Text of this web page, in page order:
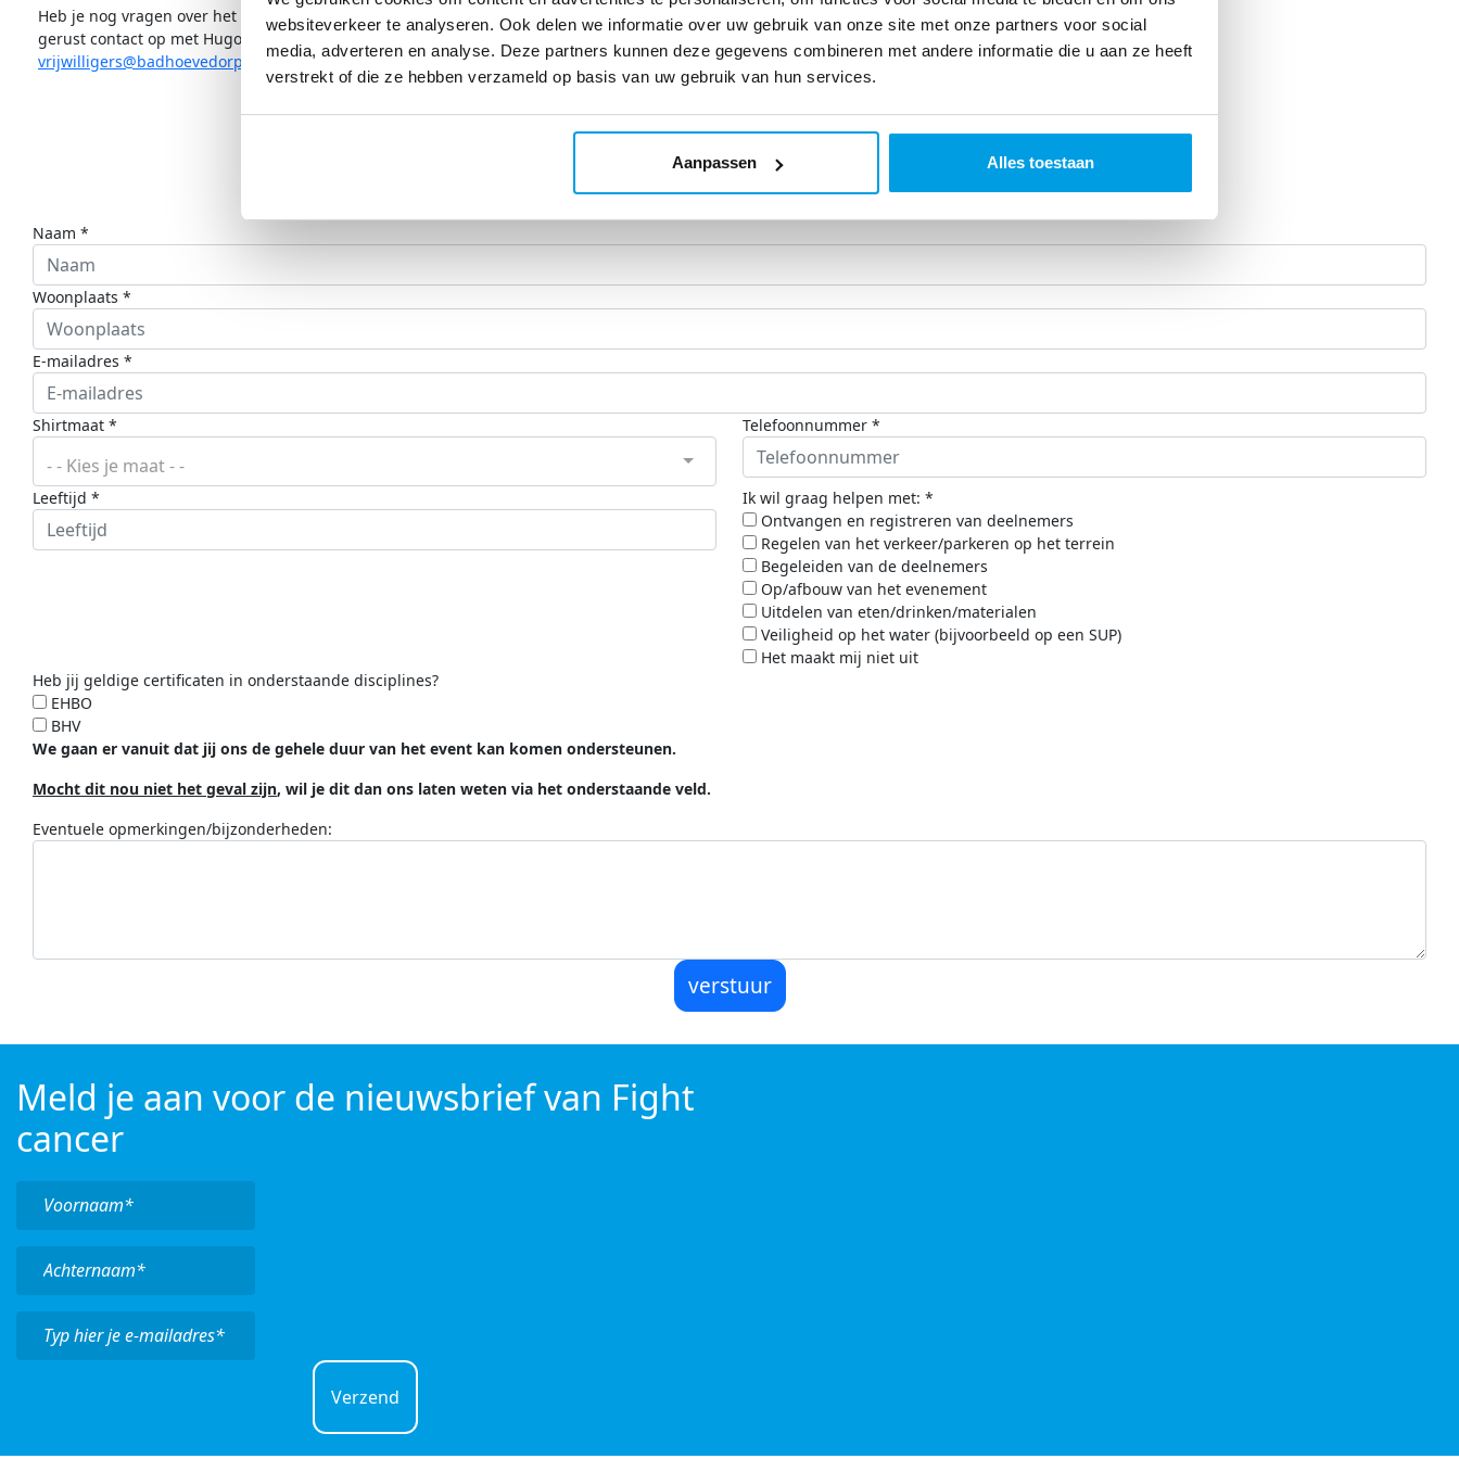
websiteverkeer te analyseren. Ook delen we informatie over uw gebruik van onze site met onze partners voor social
media, adverteren en analyse. Deze partners kunnen deze gegevens combineren met andere informatie die u aan ze heeft
verstrekt of die ze hebben verzameld op basis van uw gebruik van hun services.
Aanpassen Alles toestaan
Heb je nog vragen over het worden van vrijwilliger of wil je meer informatie, neem dan
gerust contact op met Hugo, onze vrijwilligerscoördinator, via:
vrijwilligers@badhoevedorp.swimtofightcancer.nl
Schrijf je in als vrijwilliger!
Naam *
Woonplaats *
E-mailadres *
Shirtmaat *
- - Kies je maat - -
Telefoonnummer *
Leeftijd *
Ik wil graag helpen met: *
Ontvangen en registreren van deelnemers
Regelen van het verkeer/parkeren op het terrein
Begeleiden van de deelnemers
Op/afbouw van het evenement
Uitdelen van eten/drinken/materialen
Veiligheid op het water (bijvoorbeeld op een SUP)
Het maakt mij niet uit
Heb jij geldige certificaten in onderstaande disciplines?
EHBO
BHV
We gaan er vanuit dat jij ons de gehele duur van het event kan komen ondersteunen.
Mocht dit nou niet het geval zijn, wil je dit dan ons laten weten via het onderstaande veld.
Eventuele opmerkingen/bijzonderheden:
verstuur
Meld je aan voor de nieuwsbrief van Fight
cancer
Verzend